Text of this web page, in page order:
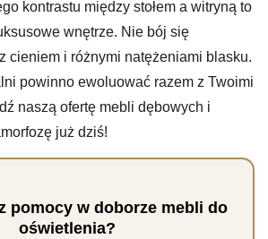
kontrastu między stołem a witryną to
wnętrze. Nie bój się
cieniem i różnymi natężeniami blasku.
powinno ewoluować razem z Twoimi
naszą ofertę mebli dębowych i
już dziś!
pomocy w doborze mebli do
oświetlenia?